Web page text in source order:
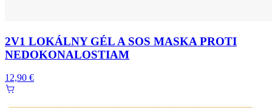
2V1 LOKÁLNY GÉL A SOS MASKA PROTI
NEDOKONALOSTIAM
12,90 €